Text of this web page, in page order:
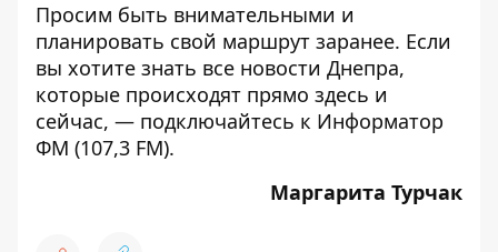
Просим быть внимательными и
планировать свой маршрут заранее. Если
вы хотите знать все новости Днепра,
которые происходят прямо здесь и
сейчас, — подключайтесь к Информатор
ФМ (107,3 FM).
Маргарита Турчак